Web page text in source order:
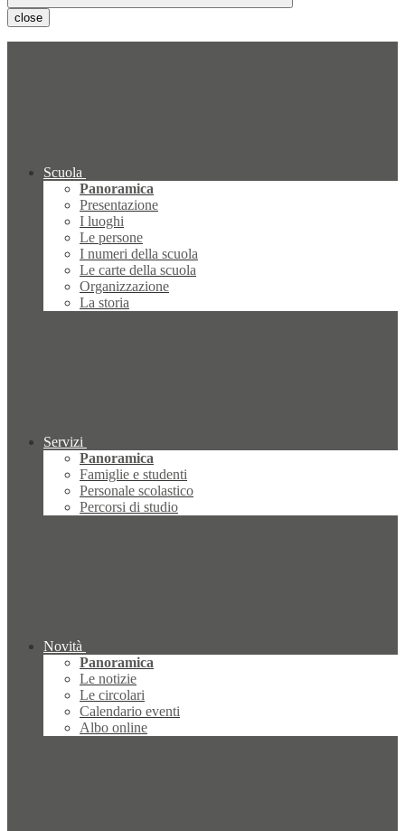
close
Scuola
Panoramica
Presentazione
I luoghi
Le persone
I numeri della scuola
Le carte della scuola
Organizzazione
La storia
Servizi
Panoramica
Famiglie e studenti
Personale scolastico
Percorsi di studio
Novità
Panoramica
Le notizie
Le circolari
Calendario eventi
Albo online